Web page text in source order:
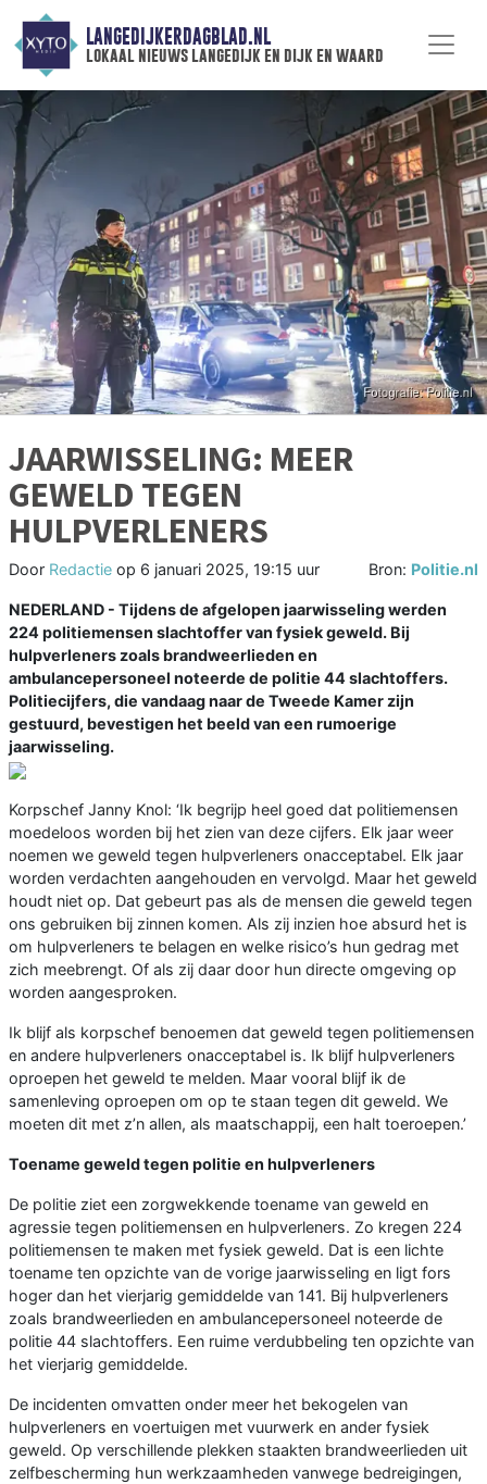
LANGEDIJKERDAGBLAD.NL
lokaal nieuws langedijk en dijk en waard
JAARWISSELING: MEER
GEWELD TEGEN
HULPVERLENERS
Door Redactie op 6 januari 2025, 19:15 uur Bron: Politie.nl
NEDERLAND - Tijdens de afgelopen jaarwisseling werden
224 politiemensen slachtoffer van fysiek geweld. Bij
hulpverleners zoals brandweerlieden en
ambulancepersoneel noteerde de politie 44 slachtoffers.
Politiecijfers, die vandaag naar de Tweede Kamer zijn
gestuurd, bevestigen het beeld van een rumoerige
jaarwisseling.
Korpschef Janny Knol: ‘Ik begrijp heel goed dat politiemensen
moedeloos worden bij het zien van deze cijfers. Elk jaar weer
noemen we geweld tegen hulpverleners onacceptabel. Elk jaar
worden verdachten aangehouden en vervolgd. Maar het geweld
houdt niet op. Dat gebeurt pas als de mensen die geweld tegen
ons gebruiken bij zinnen komen. Als zij inzien hoe absurd het is
om hulpverleners te belagen en welke risico’s hun gedrag met
zich meebrengt. Of als zij daar door hun directe omgeving op
worden aangesproken.
Ik blijf als korpschef benoemen dat geweld tegen politiemensen
en andere hulpverleners onacceptabel is. Ik blijf hulpverleners
oproepen het geweld te melden. Maar vooral blijf ik de
samenleving oproepen om op te staan tegen dit geweld. We
moeten dit met z’n allen, als maatschappij, een halt toeroepen.’
Toename geweld tegen politie en hulpverleners
De politie ziet een zorgwekkende toename van geweld en
agressie tegen politiemensen en hulpverleners. Zo kregen 224
politiemensen te maken met fysiek geweld. Dat is een lichte
toename ten opzichte van de vorige jaarwisseling en ligt fors
hoger dan het vierjarig gemiddelde van 141. Bij hulpverleners
zoals brandweerlieden en ambulancepersoneel noteerde de
politie 44 slachtoffers. Een ruime verdubbeling ten opzichte van
het vierjarig gemiddelde.
De incidenten omvatten onder meer het bekogelen van
hulpverleners en voertuigen met vuurwerk en ander fysiek
geweld. Op verschillende plekken staakten brandweerlieden uit
zelfbescherming hun werkzaamheden vanwege bedreigingen,